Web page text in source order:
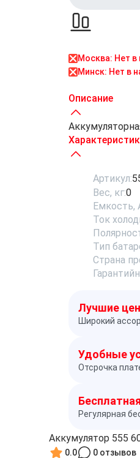
Москва: Нет в
Минск: Нет в
Описание
Артикул:
Вес, кг:0
Емкость,
Ток
Тип
Страна
Лучшие
Широкий
Удобные
Отсрочка
Регулярная
Аккумулятор 555
0.0 0 отзывов